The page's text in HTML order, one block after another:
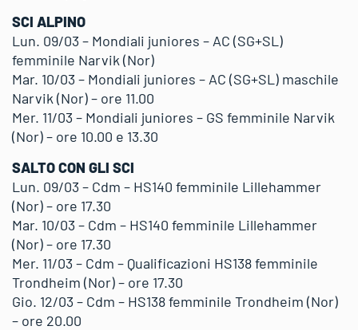
SCI ALPINO
Lun. 09/03 – Mondiali juniores – AC (SG+SL)
femminile Narvik (Nor)
Mar. 10/03 – Mondiali juniores – AC (SG+SL) maschile
Narvik (Nor) – ore 11.00
Mer. 11/03 – Mondiali juniores – GS femminile Narvik
(Nor) – ore 10.00 e 13.30
SALTO CON GLI SCI
Lun. 09/03 – Cdm – HS140 femminile Lillehammer
(Nor) – ore 17.30
Mar. 10/03 – Cdm – HS140 femminile Lillehammer
(Nor) – ore 17.30
Mer. 11/03 – Cdm – Qualificazioni HS138 femminile
Trondheim (Nor) – ore 17.30
Gio. 12/03 – Cdm – HS138 femminile Trondheim (Nor)
– ore 20.00